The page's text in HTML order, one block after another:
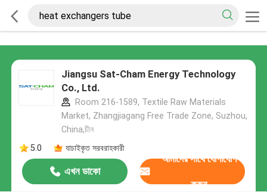
Jiangsu Sat-Cham Energy Technology
Co., Ltd.
Room 216-1589, Textile Raw Materials
Market, Zhangjiagang Free Trade Zone, Suzhou,
China,চীন
5.0
যাচাইকৃত সরবরাহকারী
এখন ডাকো
আমাদের সাথে যোগাযোগ
করুন